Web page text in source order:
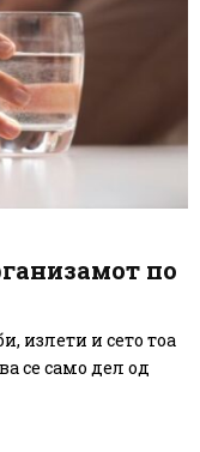
по
излети и сето тоа
се само дел од